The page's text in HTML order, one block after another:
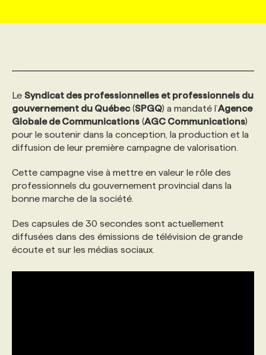
AFFAIRES DE L'INDUSTRIE
INITIATIVES NUMÉRIQUES
PRIX ET DISTINCTIONS
TENDANCES
WEB & MÉDIAS SOCIAUX
MARKETING DURABLE
GEO/SEO
ÉVÉNEMENTIEL
NOS AUTEUR‧RICES
INFOLETTRE PUBLICITÉ
ANNONCEZ AVEC NOUS
CONSULTER LA CVTHÈQUE
PROFIL ENTREPRISE
FAQ
ANNONCEZ AVEC NOUS
VOIR LES OFFRES
PROFIL CANDIDAT
FAQ
ANNONCEZ AVEC NOUS
NOS FORMATIONS EN LIGNE
NOS PARCOURS DE FORMATIONS
FORMATIONS PERSONNALISÉES
NOS FORMATEUR‧RICES
POURQUOI CHOISIR NOS FORMATIONS
CHASSE DE TÊTE
SERVICE DE CHASSE DE TÊTE
NOS TARIFS
NOS EXPERTISES
Le Syndicat des professionnelles et professionnels du
gouvernement du Québec(SPGQ) a mandaté l’Agence
Globale de Communications (AGC Communications)
pour le soutenir dans la conception, la production et la
diffusion de leur première campagne de valorisation.
Cette campagne vise à mettre en valeur le rôle des
professionnels du gouvernement provincial dans la
bonne marche de la société.
Des capsules de 30 secondes sont actuellement
diffusées dans des émissions de télévision de grande
écoute et sur les médias sociaux.